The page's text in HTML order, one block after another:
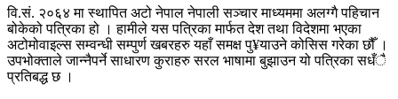
वि.सं. २०६४ मा स्थापित अटो नेपाल नेपाली सञ्चार माध्यममा अलग्गै पहिचान
बोकेको पत्रिका हो । हामीले यस पत्रिका मार्फत देश तथा विदेशमा भएका
अटोमोवाइल्स सम्वन्धी सम्पुर्ण खबरहरु यहाँ समक्ष पु¥याउने कोसिस गरेका छौँ ।
उपभोक्ताले जान्नैपर्ने साधारण कुराहरु सरल भाषामा बुझाउन यो पत्रिका सधँै
प्रतिबद्ध छ ।